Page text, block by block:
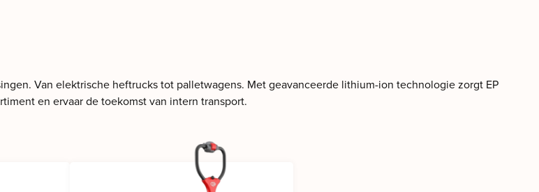
Van elektrische heftrucks tot palletwagens. Met geavanceerde lithium-ion technologie zorgt EP
en ervaar de toekomst van intern transport.